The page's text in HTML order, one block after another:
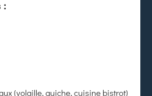
:
(volaille, quiche, cuisine bistrot)